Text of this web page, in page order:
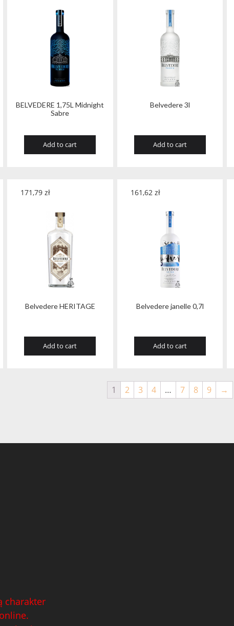
BELVEDERE 1,75L Midnight
Sabre
Add to cart
Belvedere 3l
Add to cart
Belvedere HERITAGE
171,79 zł
Add to cart
Belvedere janelle 0,7l
161,62 zł
Add to cart
1 2 3 4 … 7 8 9 →
charakter